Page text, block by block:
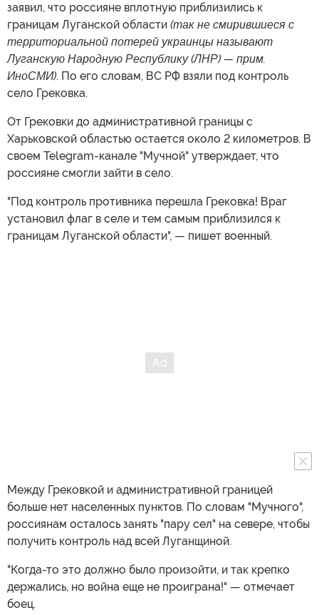
заявил, что россияне вплотную приблизились к
границам Луганской области (так не смирившиеся с
территориальной потерей украинцы называют
Луганскую Народную Республику (ЛНР) — прим.
ИноСМИ). По его словам, ВС РФ взяли под контроль
село Грековка.
От Грековки до административной границы с
Харьковской областью остается около 2 километров. В
своем Telegram-канале "Мучной" утверждает, что
россияне смогли зайти в село.
"Под контроль противника перешла Грековка! Враг
установил флаг в селе и тем самым приблизился к
границам Луганской области", — пишет военный.
Между Грековкой и административной границей
больше нет населенных пунктов. По словам "Мучного",
россиянам осталось занять "пару сел" на севере, чтобы
получить контроль над всей Луганщиной.
"Когда-то это должно было произойти, и так крепко
держались, но война еще не проиграна!" — отмечает
боец.